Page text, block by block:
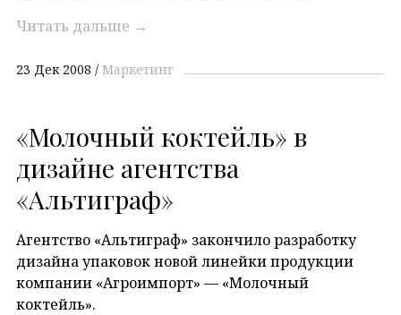
Читать дальше →
23 Дек 2008 Маркетинг
«Молочный коктейль» в
дизайне агентства
«Альтиграф»
Агентство «Альтиграф» закончило разработку
дизайна упаковок новой линейки продукции
компании «Агроимпорт» — «Молочный
коктейль».